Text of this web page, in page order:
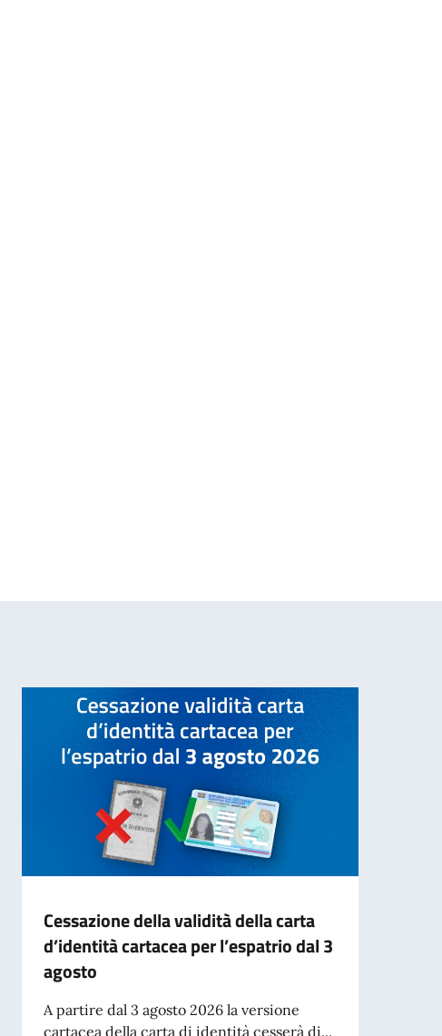
Cessazione della validità della carta
d’identità cartacea per l’espatrio dal 3
agosto
A partire dal 3 agosto 2026 la versione
cartacea della carta di identità cesserà di...